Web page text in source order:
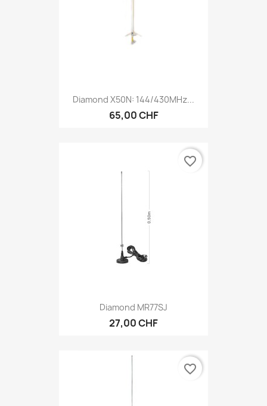
Diamond X50N: 144/430MHz...
65,00 CHF
Diamond MR77SJ
27,00 CHF
favorite_border
favorite_border